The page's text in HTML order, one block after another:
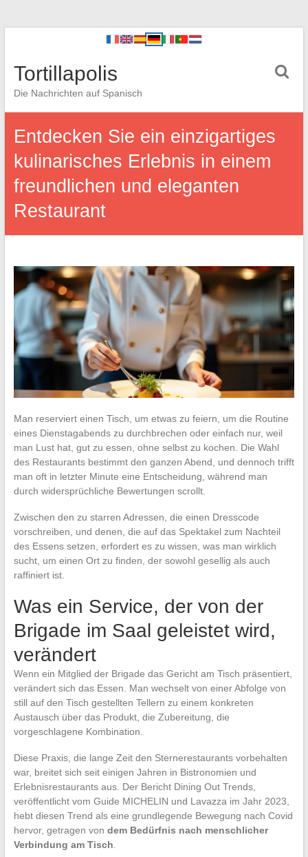
Tortillapolis
Die Nachrichten auf Spanisch
Entdecken Sie ein einzigartiges
kulinarisches Erlebnis in einem
freundlichen und eleganten
Restaurant
Man reserviert einen Tisch, um etwas zu feiern, um die Routine
eines Dienstagabends zu durchbrechen oder einfach nur, weil
man Lust hat, gut zu essen, ohne selbst zu kochen. Die Wahl
des Restaurants bestimmt den ganzen Abend, und dennoch trifft
man oft in letzter Minute eine Entscheidung, während man
durch widersprüchliche Bewertungen scrollt.
Zwischen den zu starren Adressen, die einen Dresscode
vorschreiben, und denen, die auf das Spektakel zum Nachteil
des Essens setzen, erfordert es zu wissen, was man wirklich
sucht, um einen Ort zu finden, der sowohl gesellig als auch
raffiniert ist.
Was ein Service, der von der
Brigade im Saal geleistet wird,
verändert
Wenn ein Mitglied der Brigade das Gericht am Tisch präsentiert,
verändert sich das Essen. Man wechselt von einer Abfolge von
still auf den Tisch gestellten Tellern zu einem konkreten
Austausch über das Produkt, die Zubereitung, die
vorgeschlagene Kombination.
Diese Praxis, die lange Zeit den Sternerestaurants vorbehalten
war, breitet sich seit einigen Jahren in Bistronomien und
Erlebnisrestaurants aus. Der Bericht Dining Out Trends,
veröffentlicht vom Guide MICHELIN und Lavazza im Jahr 2023,
hebt diesen Trend als eine grundlegende Bewegung nach Covid
hervor, getragen von dem Bedürfnis nach menschlicher
Verbindung am Tisch